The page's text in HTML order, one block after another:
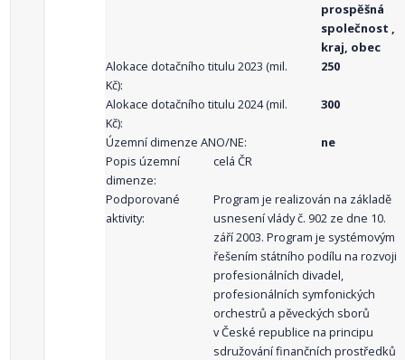
prospěšná
společnost ,
kraj, obec
Alokace dotačního titulu 2023 (mil.
Kč):
250
Alokace dotačního titulu 2024 (mil.
Kč):
300
Územní dimenze ANO/NE:
ne
Popis územní
dimenze:
celá ČR
Podporované
aktivity:
Program je realizován na základě
usnesení vlády č. 902 ze dne 10.
září 2003. Program je systémovým
řešením státního podílu na rozvoji
profesionálních divadel,
profesionálních symfonických
orchestrů a pěveckých sborů
v České republice na principu
sdružování finančních prostředků